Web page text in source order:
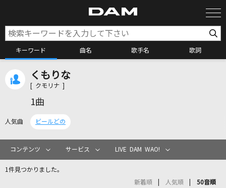
キーワード 曲名 歌手名 歌詞
カラオケリクエスト
くもりな
[ クモリナ ]
1曲
人気曲 ビールどの
コンテンツ サービス LIVE DAM WAO!
1件見つかりました。
新着順 人気順 50音順